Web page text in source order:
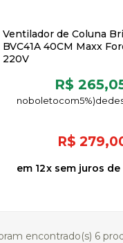
Ventilador de Coluna
BVC41A 40CM Maxx
220V
R$
de
5%)
noboleto
R$
12x de
sem juros
encontrado(s) 6